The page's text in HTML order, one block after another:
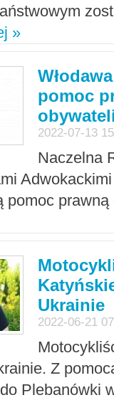
»
pomoc
2022-07-13
Naczelna
Adwokackimi
pomoc
Ukrainie
2022-06-21
Z
Plebanówki